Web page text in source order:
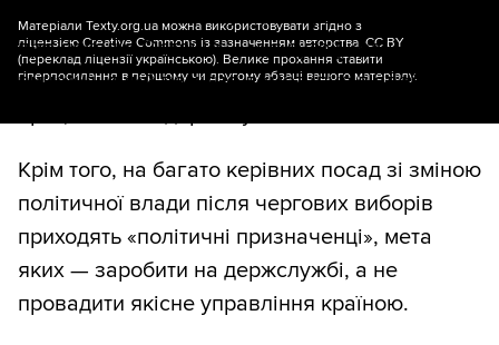
заповнювати складну й довгу декларацію
про доходи. Останнє — це суто український
винахід, який помітно демотивує людей
Крім того, на багато керівних посад зі зміною
політичної влади після чергових виборів
приходять «політичні призначенці», мета
яких — заробити на держслужбі, а не
провадити якісне управління країною.
Матеріали Texty.org.ua можна використовувати згідно з
ліцензією Creative Commons із зазначенням авторства, CC BY
(переклад ліцензії українською). Велике прохання ставити
гіперпосилання в першому чи другому абзаці вашого матеріалу.